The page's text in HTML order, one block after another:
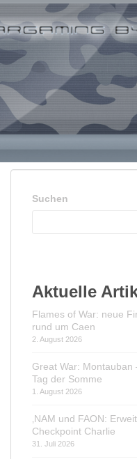
Suchen
Aktuelle
Flames of War: neue
rund um Caen
2. August 2026
Great War: Montauban
Tag der Somme
1. August 2026
‚NAM und FAON:
Checkpoint Charlie
31. Juli 2026